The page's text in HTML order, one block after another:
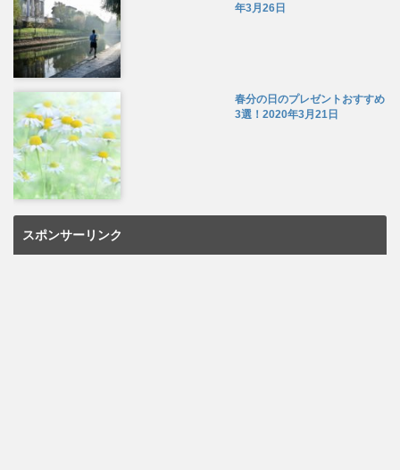
年3月26日
春分の日のプレゼントおすすめ
3選！ 2020年3月21日
スポンサーリンク